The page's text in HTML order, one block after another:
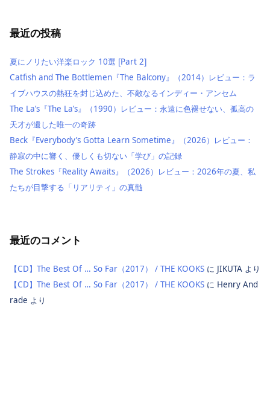
最近の投稿
夏にノリたい洋楽ロック 10選 [Part 2]
Catfish and The Bottlemen『The Balcony』（2014）レビュー：ラ
イブハウスの熱狂を封じ込めた、不敵なるインディー・アンセム
The La’s『The La’s』（1990）レビュー：永遠に色褪せない、孤高の
天才が遺した唯一の奇跡
Beck『Everybody’s Gotta Learn Sometime』（2026）レビュー：
静寂の中に響く、優しくも切ない「学び」の記録
The Strokes『Reality Awaits』（2026）レビュー：2026年の夏、私
たちが目撃する「リアリティ」の真髄
最近のコメント
【CD】The Best Of … So Far（2017） / THE KOOKS に JIKUTA より
【CD】The Best Of … So Far（2017） / THE KOOKS に Henry And
rade より